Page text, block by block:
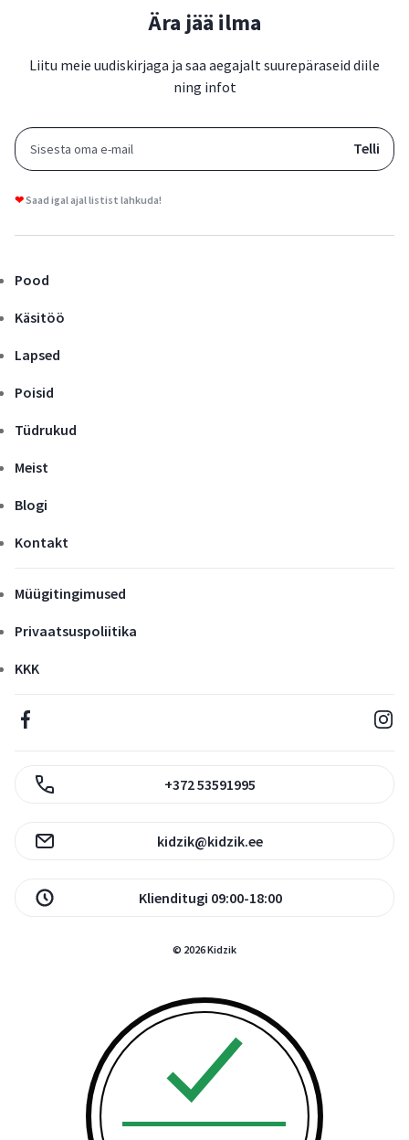
+372 53591995
kidzik@kidzik.ee
Klienditugi 09:00-18:00
Pood
Käsitöö
Lapsed
Poisid
Tüdrukud
Meist
Blogi
Kontakt
Müügitingimused
Privaatsuspoliitika
KKK
Ära jää ilma
Liitu meie uudiskirjaga ja saa aegajalt suurepäraseid diile
ning infot
❤Saad igal ajal listist lahkuda!
© 2026 Kidzik